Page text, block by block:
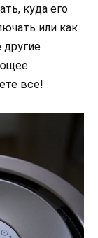
куда его
или как
другие
все!